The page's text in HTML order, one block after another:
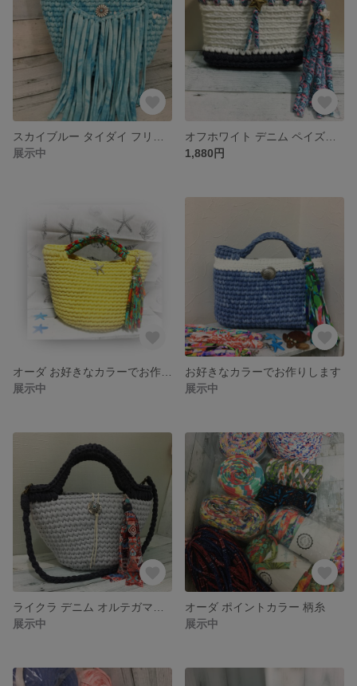
展示中
1,880円
展示中
お好きなカラーでお作りします
展示中
展示中
オーダ ポイントカラー 柄糸
展示中